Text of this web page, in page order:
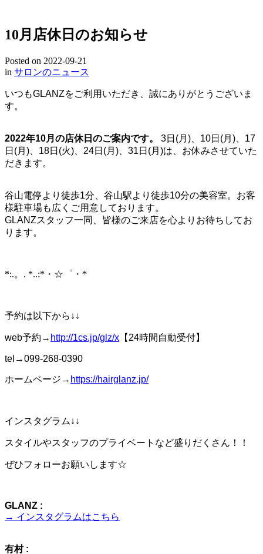
10月店休日のお知らせ
Posted on 2022-09-21
in サロンのニュース
いつもGLANZをご利用いただき、誠にありがとうございま
す。
2022年10月の店休日のご案内です。
3日(月)、10日(月)、17
日(月)、18日(火)、24日(月)、31日(月)は、お休みさせていた
だきます。
谷山電停より徒歩1分、谷山駅より徒歩10分の美容室。お客
様駐車場も広くご用意しております。
GLANZスタッフ一同、皆様のご来店を心よりお待ちしてお
ります。
*:.。. *..:*・☆゜・*
予約は以下から↓↓
web予約→ http://1cs.jp/glz/x 【24時間自動受付】
tel→099-268-0390
ホームページ→ https://hairglanz.jp/
インスタグラム↓↓
スタイルやスタッフのプライベートなど盛りだくさん！！
ぜひフォローお願いします☆
GLANZ :
→ インスタグラムはこちら
有村 :